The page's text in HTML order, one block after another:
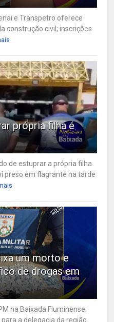
e Transpetro oferece
construção civil; inscrições
própria filha é
de estuprar a própria filha
preso em flagrante na tarde
um morto e
de drogas em
na Baixada Fluminense;
a delegacia da região